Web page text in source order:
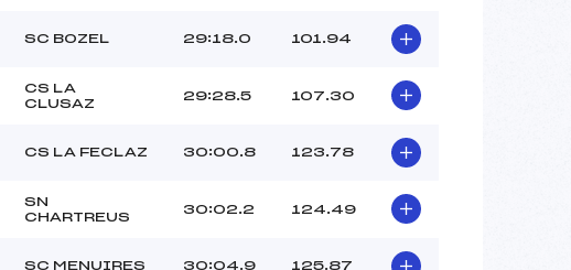
SC BOZEL 29:18.0 101.94
CS LA
CLUSAZ
29:28.5 107.30
CS LA FECLAZ 30:00.8 123.78
SN
CHARTREUS
30:02.2 124.49
SC MENUIRES 30:04.9 125.87